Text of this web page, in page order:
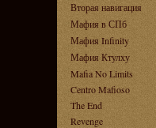
Вторая навигация
Мафия в СПб
Мафия Infinity
Мафия Ктулху
Mafia No Limits
Centro Mafioso
The End
Revenge